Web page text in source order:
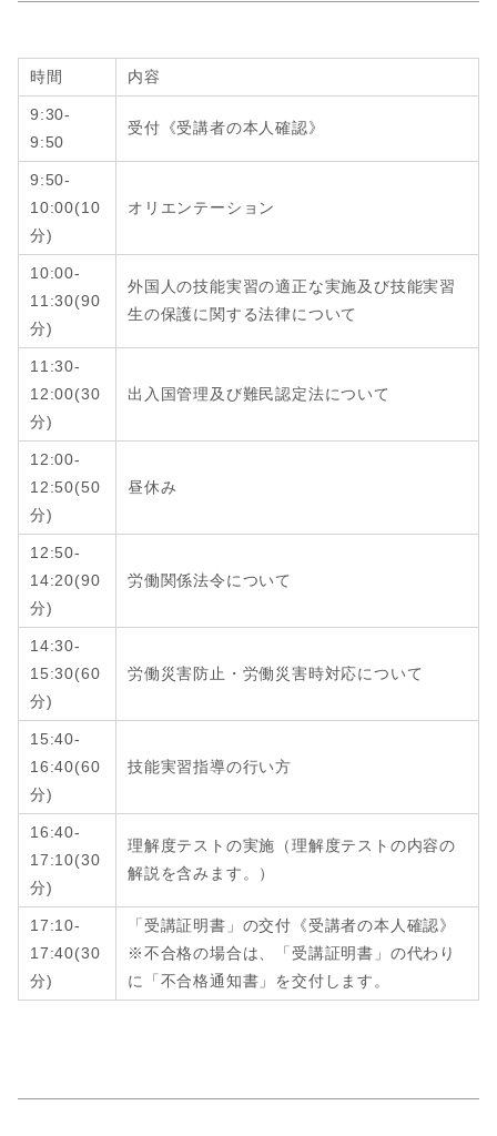
時間 内容
9:30-
9:50
受付《受講者の本人確認》
9:50-
10:00(10
分)
オリエンテーション
10:00-
11:30(90
分)
外国人の技能実習の適正な実施及び技能実習
生の保護に関する法律について
11:30-
12:00(30
分)
出入国管理及び難民認定法について
12:00-
12:50(50
分)
昼休み
12:50-
14:20(90
分)
労働関係法令について
14:30-
15:30(60
分)
労働災害防止・労働災害時対応について
15:40-
16:40(60
分)
技能実習指導の行い方
16:40-
17:10(30
分)
理解度テストの実施（理解度テストの内容の
解説を含みます。）
17:10-
17:40(30
分)
「受講証明書」の交付《受講者の本人確認》
※不合格の場合は、「受講証明書」の代わり
に「不合格通知書」を交付します。